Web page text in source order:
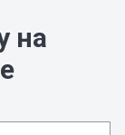
на